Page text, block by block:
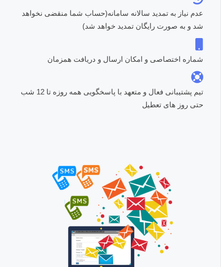
عدم نیاز به تمدید سالانه سامانه(حساب شما منقضی نخواهد
شد و به صورت رایگان تمدید خواهد شد)
شماره اختصاصی و امکان ارسال و دریافت همزمان
تیم پشتیبانی فعال و متعهد با پاسخگویی همه روزه تا 12 شب
حتی روز های تعطیل